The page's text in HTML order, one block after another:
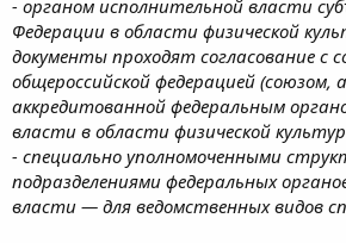
- органом исполнительной власти
Федерации в области физической
документы проходят согласование
общероссийской федерацией (союзом,
аккредитованной федеральным
власти в области физической
- специально уполномоченными
подразделениями федеральных
власти — для ведомственных видов